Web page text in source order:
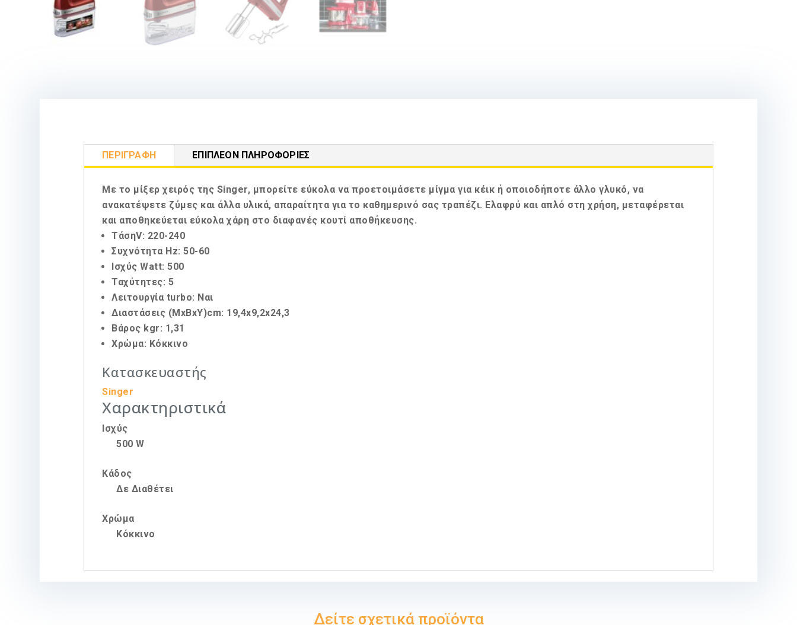
ΠΕΡΙΓΡΑΦΉ ΕΠΙΠΛΈΟΝ ΠΛΗΡΟΦΟΡΊΕΣ
Με το μίξερ χειρός της Singer, μπορείτε εύκολα να προετοιμάσετε μίγμα για κέικ ή οποιοδήποτε άλλο γλυκό, να
ανακατέψετε ζύμες και άλλα υλικά, απαραίτητα για το καθημερινό σας τραπέζι. Ελαφρύ και απλό στη χρήση, μεταφέρεται
και αποθηκεύεται εύκολα χάρη στο διαφανές κουτί αποθήκευσης.
ΤάσηV: 220-240
Συχνότητα Hz: 50-60
Ισχύς Watt: 500
Ταχύτητες: 5
Λειτουργία turbo: Ναι
Διαστάσεις (ΜxBxY)cm: 19,4x9,2x24,3
Βάρος kgr: 1,31
Χρώμα: Κόκκινο
Κατασκευαστής
Singer
Χαρακτηριστικά
Ισχύς
500 W
Κάδος
Δε Διαθέτει
Χρώμα
Κόκκινο
Δείτε σχετικά προϊόντα